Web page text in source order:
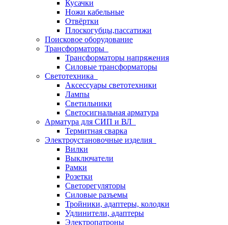
Кусачки
Ножи кабельные
Отвёртки
Плоскогубцы,пассатижи
Поисковое оборудование
Трансформаторы
Трансформаторы напряжения
Силовые трансформаторы
Светотехника
Аксессуары светотехники
Лампы
Светильники
Светосигнальная арматура
Арматура для СИП и ВЛ
Термитная сварка
Электроустановочные изделия
Вилки
Выключатели
Рамки
Розетки
Светорегуляторы
Силовые разъемы
Тройники, адаптеры, колодки
Удлинители, адаптеры
Электропатроны